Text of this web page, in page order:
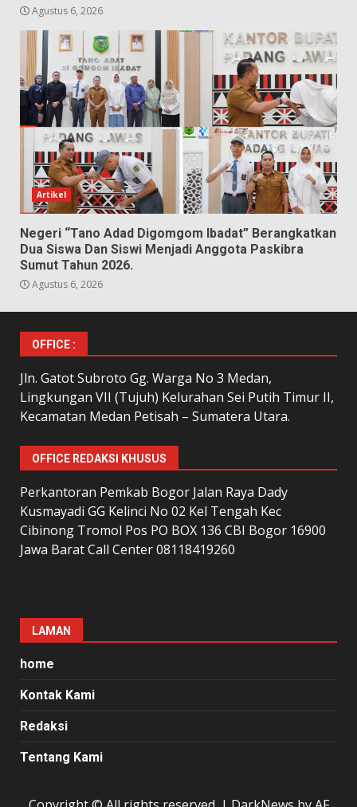
Agustus 6, 2026
Artikel
Negeri “Tano Adad Digomgom Ibadat” Berangkatkan
Dua Siswa Dan Siswi Menjadi Anggota Paskibra
Sumut Tahun 2026.
Agustus 6, 2026
OFFICE :
Jln. Gatot Subroto Gg. Warga No 3 Medan,
Lingkungan VII (Tujuh) Kelurahan Sei Putih Timur II,
Kecamatan Medan Petisah – Sumatera Utara.
OFFICE REDAKSI KHUSUS
Perkantoran Pemkab Bogor Jalan Raya Dady
Kusmayadi GG Kelinci No 02 Kel Tengah Kec
Cibinong Tromol Pos PO BOX 136 CBI Bogor 16900
Jawa Barat Call Center 08118419260
LAMAN
home
Kontak Kami
Redaksi
Tentang Kami